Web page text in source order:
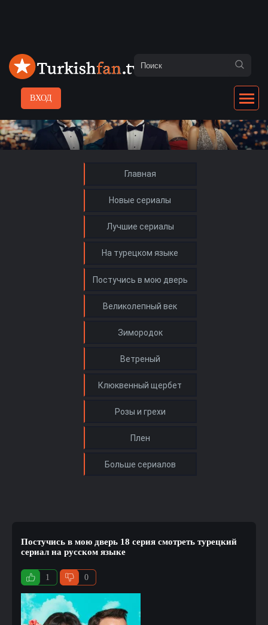
ВХОД
Главная
Новые сериалы
Лучшие сериалы
На турецком языке
Постучись в мою дверь 18 серия смотреть турецкий
сериал на русском языке
1 0